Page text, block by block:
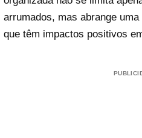
arrumados, mas abrange
que têm impactos positivos